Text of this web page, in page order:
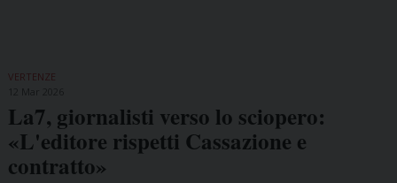
VERTENZE
La7, giornalisti verso lo sciopero:
«L'editore rispetti Cassazione e
contratto»